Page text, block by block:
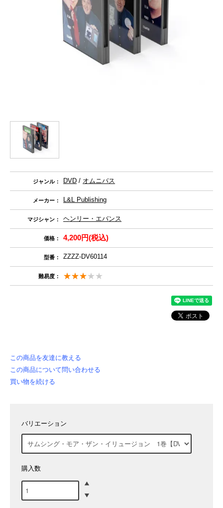
ジャンル： DVD / オムニバス
メーカー： L&L Publishing
マジシャン： ヘンリー・エバンス
価格： 4,200円(税込)
型番： ZZZZ-DV60114
難易度：
この商品を友達に教える
この商品について問い合わせる
買い物を続ける
バリエーション
購入数